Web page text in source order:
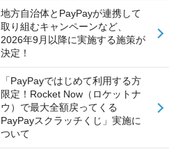
地方自治体とPayPayが連携して
取り組むキャンペーンなど、
2026年9月以降に実施する施策が
決定！
「PayPayではじめて利用する方
限定！Rocket Now（ロケットナ
ウ）で最大全額戻ってくる
PayPayスクラッチくじ」実施に
ついて